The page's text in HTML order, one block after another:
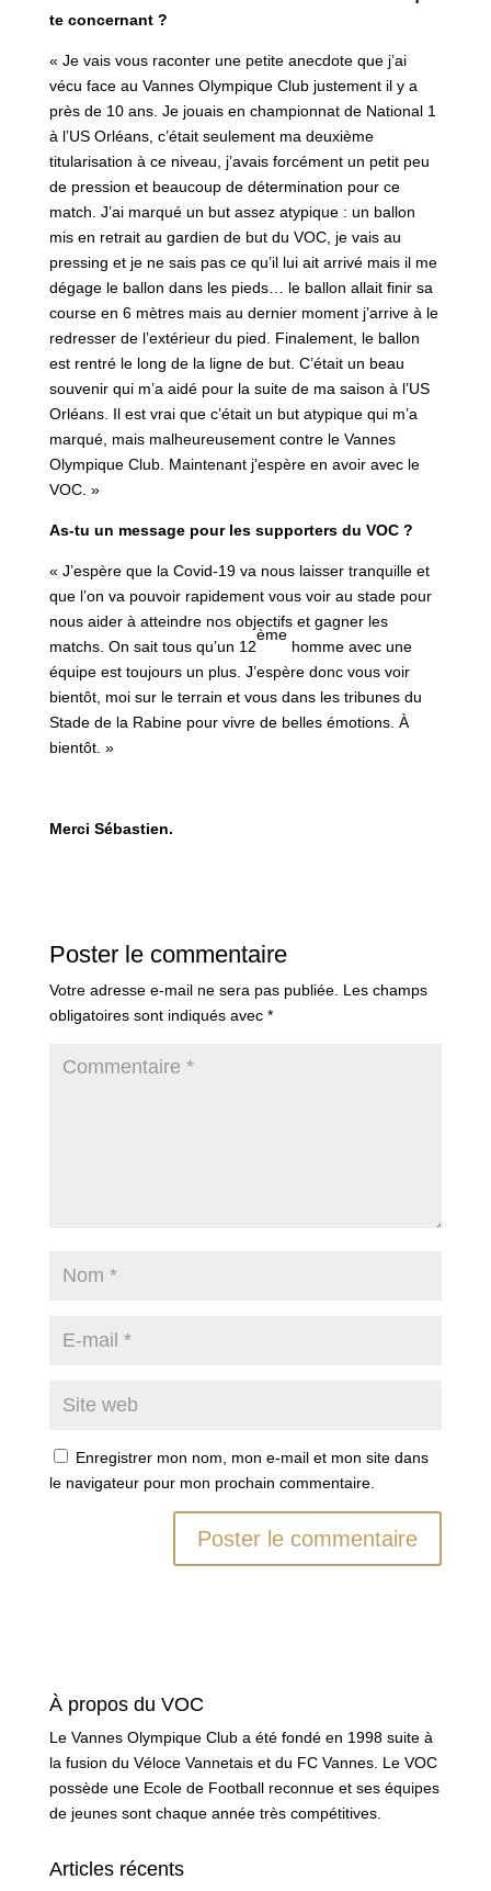
te concernant ?
« Je vais vous raconter une petite anecdote que j’ai
vécu face au Vannes Olympique Club justement il y a
près de 10 ans. Je jouais en championnat de National 1
à l’US Orléans, c’était seulement ma deuxième
titularisation à ce niveau, j’avais forcément un petit peu
de pression et beaucoup de détermination pour ce
match. J’ai marqué un but assez atypique : un ballon
mis en retrait au gardien de but du VOC, je vais au
pressing et je ne sais pas ce qu’il lui ait arrivé mais il me
dégage le ballon dans les pieds… le ballon allait finir sa
course en 6 mètres mais au dernier moment j’arrive à le
redresser de l’extérieur du pied. Finalement, le ballon
est rentré le long de la ligne de but. C’était un beau
souvenir qui m’a aidé pour la suite de ma saison à l’US
Orléans. Il est vrai que c’était un but atypique qui m’a
marqué, mais malheureusement contre le Vannes
Olympique Club. Maintenant j’espère en avoir avec le
VOC. »
As-tu un message pour les supporters du VOC ?
« J’espère que la Covid-19 va nous laisser tranquille et
que l’on va pouvoir rapidement vous voir au stade pour
nous aider à atteindre nos objectifs et gagner les
matchs. On sait tous qu’un 12
ème
homme avec une
équipe est toujours un plus. J’espère donc vous voir
bientôt, moi sur le terrain et vous dans les tribunes du
Stade de la Rabine pour vivre de belles émotions. À
bientôt. »
Merci Sébastien.
Poster le commentaire
Votre adresse e-mail ne sera pas publiée. Les champs
obligatoires sont indiqués avec *
Enregistrer mon nom, mon e-mail et mon site dans
le navigateur pour mon prochain commentaire.
À propos du VOC
Le Vannes Olympique Club a été fondé en 1998 suite à
la fusion du Véloce Vannetais et du FC Vannes. Le VOC
possède une Ecole de Football reconnue et ses équipes
de jeunes sont chaque année très compétitives.
Articles récents